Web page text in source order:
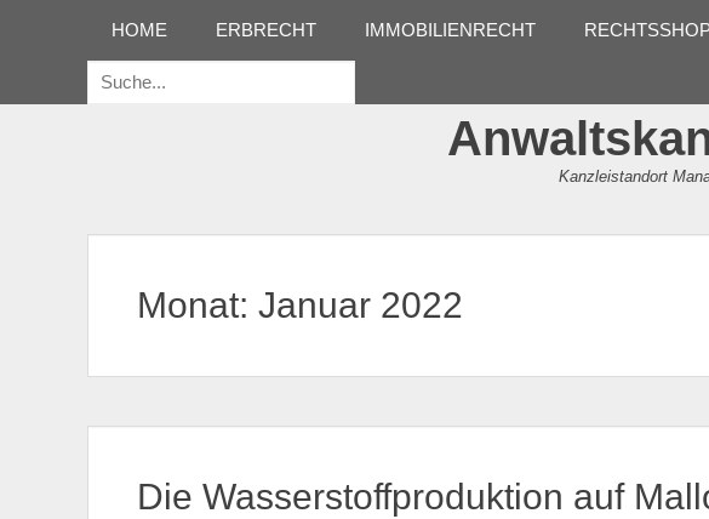
Erstes Menü
Inhalt:
HOME ERBRECHT IMMOBILIENRECHT
Suche
Kanzleistandort
Monat: Januar 2022
Die Wasserstoffproduktion auf